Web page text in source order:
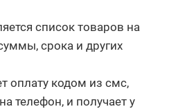
список товаров на
срока и других
оплату кодом из смс,
телефон, и получает у